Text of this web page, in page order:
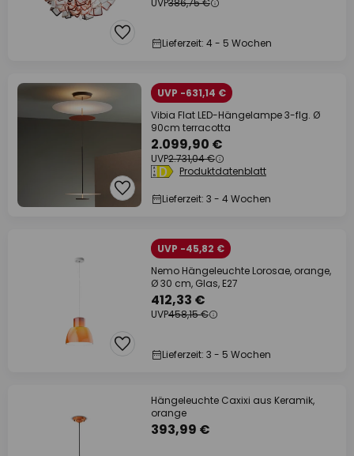
UVP386,75 €
Lieferzeit: 4 - 5 Wochen
UVP -631,14 €
Vibia Flat LED-Hängelampe 3-flg. Ø
90cm terracotta
2.099,90 €
UVP2.731,04 €
Produktdatenblatt
Lieferzeit: 3 - 4 Wochen
UVP -45,82 €
Nemo Hängeleuchte Lorosae, orange,
Ø 30 cm, Glas, E27
412,33 €
UVP458,15 €
Lieferzeit: 3 - 5 Wochen
Hängeleuchte Caxixi aus Keramik,
orange
393,99 €